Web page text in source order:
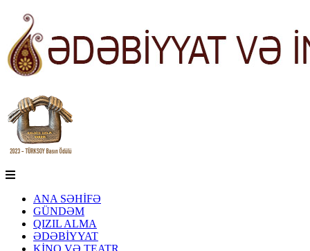
ANA SƏHİFƏ
GÜNDƏM
QIZIL ALMA
ƏDƏBİYYAT
KİNO VƏ TEATR